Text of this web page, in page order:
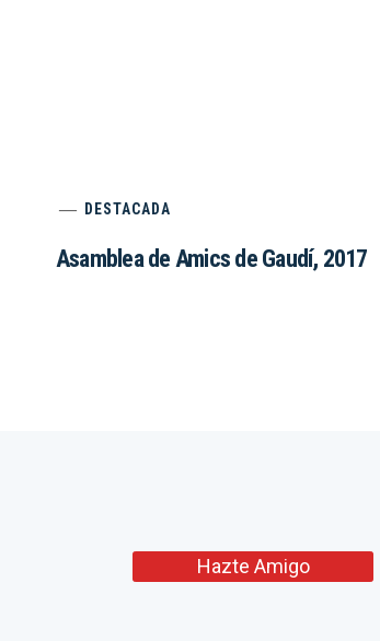
DESTACADA
Asamblea de Amics de Gaudí, 2017
Hazte Amigo